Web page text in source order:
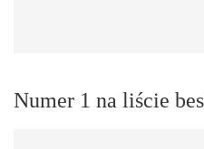
Numer 1 na liście